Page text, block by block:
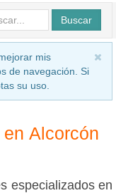
Buscar
mis
de navegación. Si
su uso.
Alcorcón
especializados en